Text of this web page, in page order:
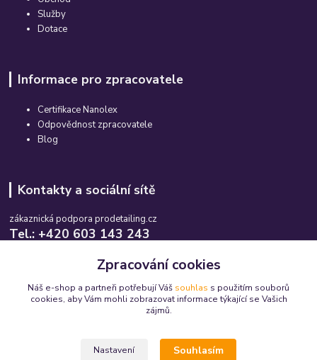
Služby
Dotace
Informace pro zpracovatele
Certifikace Nanolex
Odpovědnost zpracovatele
Blog
Kontakty a sociální sítě
zákaznická podpora prodetailing.cz
Tel.: +420 603 143 243
info@prodetailing.cz
Zpracování cookies
Náš e-shop a partneři potřebují Váš souhlas s použitím souborů
cookies, aby Vám mohli zobrazovat informace týkající se Vašich
zájmů.
Nastavení Souhlasím